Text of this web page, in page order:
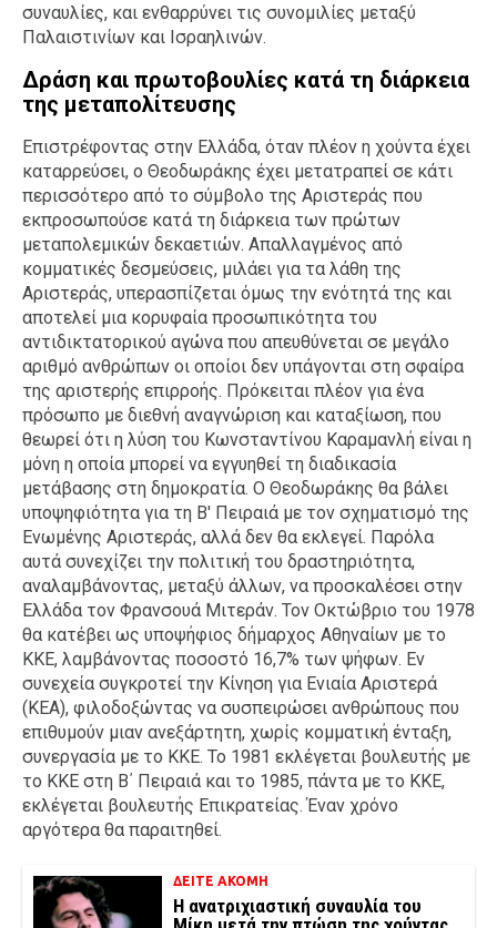
συναυλίες, και ενθαρρύνει τις συνομιλίες μεταξύ
Παλαιστινίων και Ισραηλινών.
Δράση και πρωτοβουλίες κατά τη διάρκεια
της μεταπολίτευσης
Επιστρέφοντας στην Ελλάδα, όταν πλέον η χούντα έχει
καταρρεύσει, ο Θεοδωράκης έχει μετατραπεί σε κάτι
περισσότερο από το σύμβολο της Αριστεράς που
εκπροσωπούσε κατά τη διάρκεια των πρώτων
μεταπολεμικών δεκαετιών. Απαλλαγμένος από
κομματικές δεσμεύσεις, μιλάει για τα λάθη της
Αριστεράς, υπερασπίζεται όμως την ενότητά της και
αποτελεί μια κορυφαία προσωπικότητα του
αντιδικτατορικού αγώνα που απευθύνεται σε μεγάλο
αριθμό ανθρώπων οι οποίοι δεν υπάγονται στη σφαίρα
της αριστερής επιρροής. Πρόκειται πλέον για ένα
πρόσωπο με διεθνή αναγνώριση και καταξίωση, που
θεωρεί ότι η λύση του Κωνσταντίνου Καραμανλή είναι η
μόνη η οποία μπορεί να εγγυηθεί τη διαδικασία
μετάβασης στη δημοκρατία. Ο Θεοδωράκης θα βάλει
υποψηφιότητα για τη Β' Πειραιά με τον σχηματισμό της
Ενωμένης Αριστεράς, αλλά δεν θα εκλεγεί. Παρόλα
αυτά συνεχίζει την πολιτική του δραστηριότητα,
αναλαμβάνοντας, μεταξύ άλλων, να προσκαλέσει στην
Ελλάδα τον Φρανσουά Μιτεράν. Τον Οκτώβριο του 1978
θα κατέβει ως υποψήφιος δήμαρχος Αθηναίων με το
ΚΚΕ, λαμβάνοντας ποσοστό 16,7% των ψήφων. Εν
συνεχεία συγκροτεί την Κίνηση για Ενιαία Αριστερά
(ΚΕΑ), φιλοδοξώντας να συσπειρώσει ανθρώπους που
επιθυμούν μιαν ανεξάρτητη, χωρίς κομματική ένταξη,
συνεργασία με το ΚΚΕ. Το 1981 εκλέγεται βουλευτής με
το ΚΚΕ στη Β΄ Πειραιά και το 1985, πάντα με το ΚΚΕ,
εκλέγεται βουλευτής Επικρατείας. Έναν χρόνο
αργότερα θα παραιτηθεί.
ΔΕΙΤΕ ΑΚΟΜΗ
Η ανατριχιαστική συναυλία του